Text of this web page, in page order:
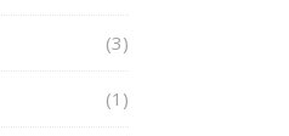
(3)
(1)